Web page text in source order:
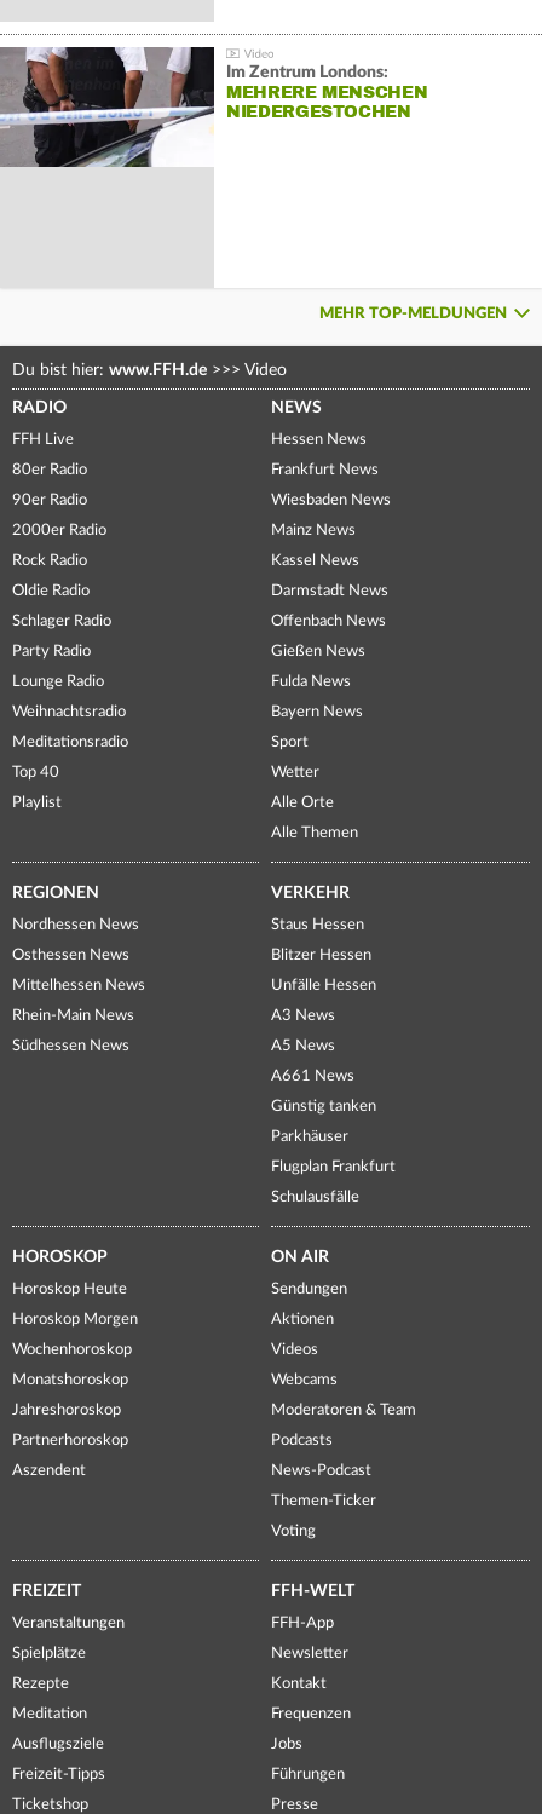
Im Zentrum Londons:
MEHRERE MENSCHEN
NIEDERGESTOCHEN
MEHR TOP-MELDUNGEN
Du bist hier: www.FFH.de >>> Video
RADIO
FFH Live
80er Radio
90er Radio
2000er Radio
Rock Radio
Oldie Radio
Schlager Radio
Party Radio
Lounge Radio
Weihnachtsradio
Meditationsradio
Top 40
Playlist
NEWS
Hessen News
Frankfurt News
Wiesbaden News
Mainz News
Kassel News
Darmstadt News
Offenbach News
Gießen News
Fulda News
Bayern News
Sport
Wetter
Alle Orte
Alle Themen
REGIONEN
Nordhessen News
Osthessen News
Mittelhessen News
Rhein-Main News
Südhessen News
VERKEHR
Staus Hessen
Blitzer Hessen
Unfälle Hessen
A3 News
A5 News
A661 News
Günstig tanken
Parkhäuser
Flugplan Frankfurt
Schulausfälle
HOROSKOP
Horoskop Heute
Horoskop Morgen
Wochenhoroskop
Monatshoroskop
Jahreshoroskop
Partnerhoroskop
Aszendent
ON AIR
Sendungen
Aktionen
Videos
Webcams
Moderatoren & Team
Podcasts
News-Podcast
Themen-Ticker
Voting
FREIZEIT
Veranstaltungen
Spielplätze
Rezepte
Meditation
Ausflugsziele
Freizeit-Tipps
Ticketshop
FFH-WELT
FFH-App
Newsletter
Kontakt
Frequenzen
Jobs
Führungen
Presse